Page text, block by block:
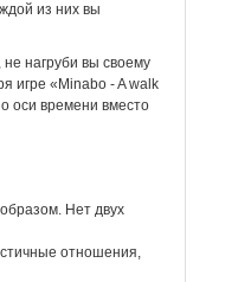
из них вы
нагруби вы своему
игре «Minabo - A walk
оси времени вместо
Нет двух
отношения,